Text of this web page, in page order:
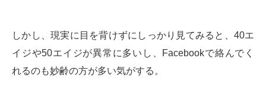
しかし、現実に目を背けずにしっかり見てみると、40エ
イジや50エイジが異常に多いし、Facebookで絡んでく
れるのも妙齢の方が多い気がする。